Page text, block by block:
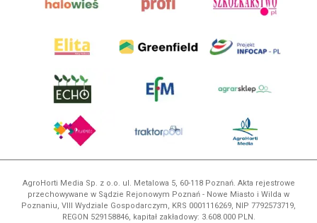
AgroHorti Media Sp. z o.o. ul. Metalowa 5, 60-118 Poznań. Akta rejestrowe
przechowywane w Sądzie Rejonowym Poznań - Nowe Miasto i Wilda w
Poznaniu, VIII Wydziale Gospodarczym, KRS 0001116269, NIP 7792573719,
REGON 529158846, kapitał zakładowy: 3.608.000 PLN.